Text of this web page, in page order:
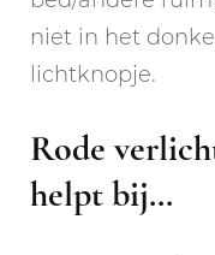
niet in het
lichtknopje.
Rode
helpt bij…